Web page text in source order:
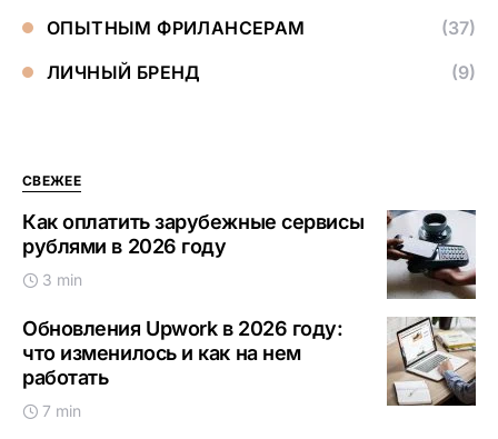
ОПЫТНЫМ ФРИЛАНСЕРАМ
(37)
ЛИЧНЫЙ БРЕНД
(9)
СВЕЖЕЕ
Как оплатить зарубежные сервисы
рублями в 2026 году
3 min
Обновления Upwork в 2026 году:
что изменилось и как на нем
работать
7 min